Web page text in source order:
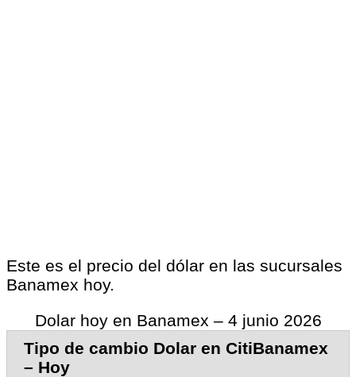
Este es el precio del dólar en las sucursales
Banamex hoy.
Dolar hoy en Banamex – 4 junio 2026
Tipo de cambio Dolar en CitiBanamex
– Hoy